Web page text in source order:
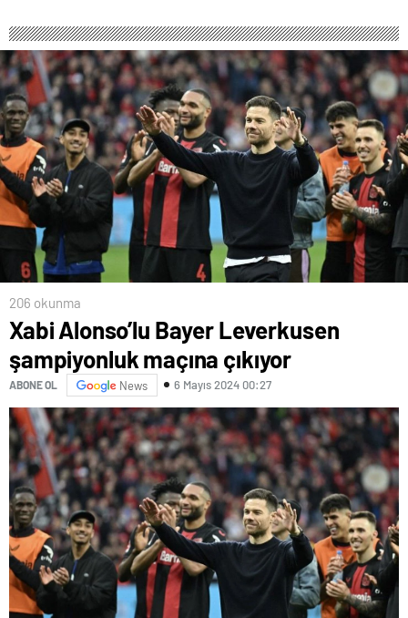
206 okunma
Xabi Alonso’lu Bayer Leverkusen
şampiyonluk maçına çıkıyor
ABONE OL News 6 Mayıs 2024 00:27